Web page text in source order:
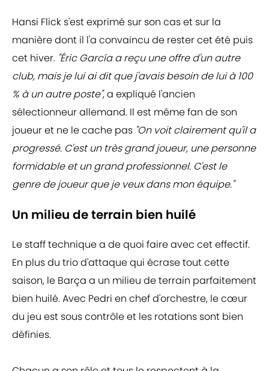
Hansi Flick s'est exprimé sur son cas et sur la
manière dont il l'a convaincu de rester cet été puis
cet hiver. "Éric García a reçu une offre d'un autre
club, mais je lui ai dit que j'avais besoin de lui à 100
% à un autre poste", a expliqué l'ancien
sélectionneur allemand. Il est même fan de son
joueur et ne le cache pas "On voit clairement qu'il a
progressé. C'est un très grand joueur, une personne
formidable et un grand professionnel. C'est le
genre de joueur que je veux dans mon équipe."
Un milieu de terrain bien huilé
Le staff technique a de quoi faire avec cet effectif.
En plus du trio d'attaque qui écrase tout cette
saison, le Barça a un milieu de terrain parfaitement
bien huilé. Avec Pedri en chef d'orchestre, le cœur
du jeu est sous contrôle et les rotations sont bien
définies.